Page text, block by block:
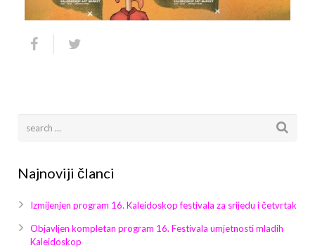
Najnoviji članci
Izmijenjen program 16. Kaleidoskop festivala za srijedu i četvrtak
Objavljen kompletan program 16. Festivala umjetnosti mladih
Kaleidoskop